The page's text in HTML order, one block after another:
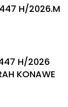
H/2026.M
H/2026
KONAWE